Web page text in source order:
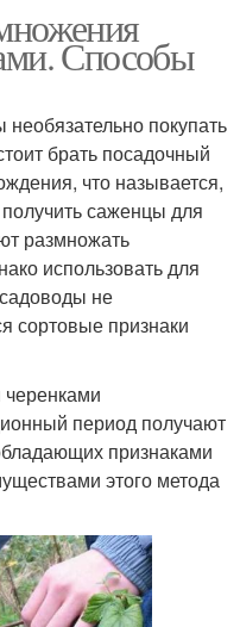
Способы
покупать
брать посадочный
что называется,
саженцы для
размножать
использовать для
не
сортовые признаки
период получают
признаками
этого метода